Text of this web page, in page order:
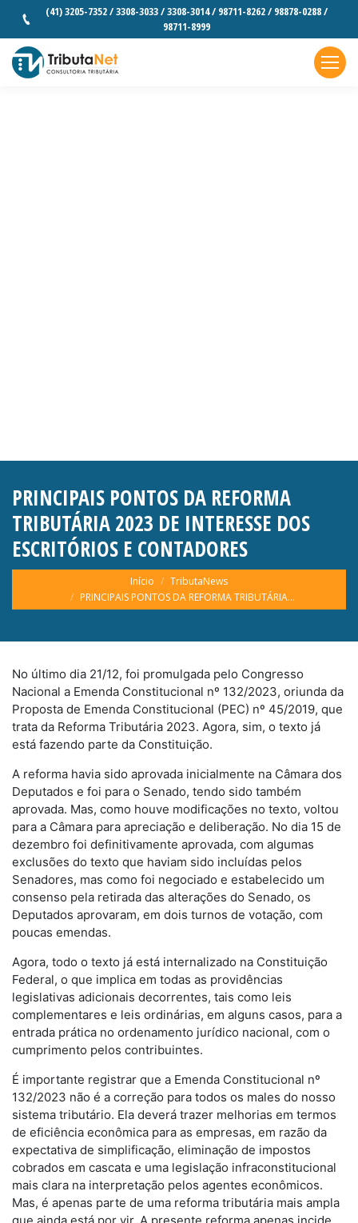
(41) 3205-7352 / 3308-3033 / 3308-3014 / 98711-8262 / 98878-0288 /
98711-8999
PRINCIPAIS PONTOS DA REFORMA
TRIBUTÁRIA 2023 DE INTERESSE DOS
ESCRITÓRIOS E CONTADORES
Você está aqui:
Início
TributaNews
PRINCIPAIS PONTOS DA REFORMA TRIBUTÁRIA…
No último dia 21/12, foi promulgada pelo Congresso
Nacional a Emenda Constitucional nº 132/2023, oriunda da
Proposta de Emenda Constitucional (PEC) nº 45/2019, que
trata da Reforma Tributária 2023. Agora, sim, o texto já
está fazendo parte da Constituição.
A reforma havia sido aprovada inicialmente na Câmara dos
Deputados e foi para o Senado, tendo sido também
aprovada. Mas, como houve modificações no texto, voltou
para a Câmara para apreciação e deliberação. No dia 15 de
dezembro foi definitivamente aprovada, com algumas
exclusões do texto que haviam sido incluídas pelos
Senadores, mas como foi negociado e estabelecido um
consenso pela retirada das alterações do Senado, os
Deputados aprovaram, em dois turnos de votação, com
poucas emendas.
Agora, todo o texto já está internalizado na Constituição
Federal, o que implica em todas as providências
legislativas adicionais decorrentes, tais como leis
complementares e leis ordinárias, em alguns casos, para a
entrada prática no ordenamento jurídico nacional, com o
cumprimento pelos contribuintes.
É importante registrar que a Emenda Constitucional nº
132/2023 não é a correção para todos os males do nosso
sistema tributário. Ela deverá trazer melhorias em termos
de eficiência econômica para as empresas, em razão da
expectativa de simplificação, eliminação de impostos
cobrados em cascata e uma legislação infraconstitucional
mais clara na interpretação pelos agentes econômicos.
Mas, é apenas parte de uma reforma tributária mais ampla